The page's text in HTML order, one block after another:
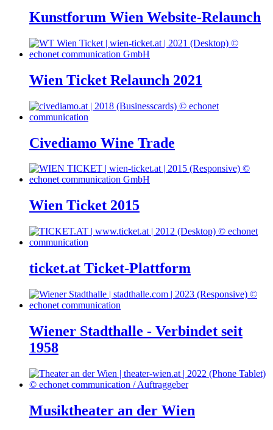
Kunstforum Wien Website-Relaunch
Wien Ticket Relaunch 2021
Civediamo Wine Trade
Wien Ticket 2015
ticket.at Ticket-Plattform
Wiener Stadthalle - Verbindet seit
1958
Musiktheater an der Wien